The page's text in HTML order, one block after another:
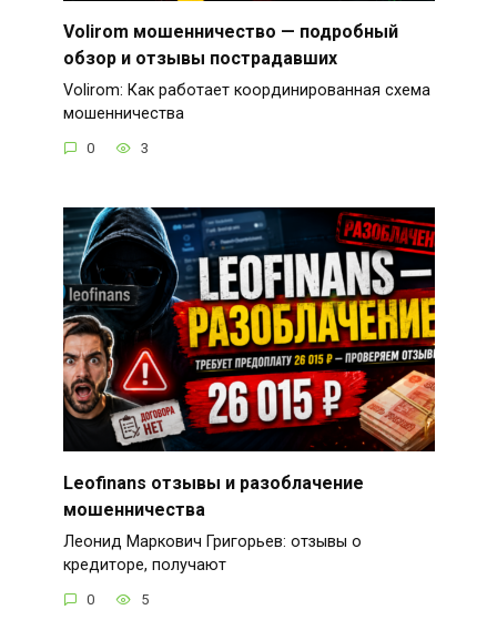
Volirom мошенничество — подробный
обзор и отзывы пострадавших
Volirom: Как работает координированная схема
мошенничества
0 3
Leofinans отзывы и разоблачение
мошенничества
Леонид Маркович Григорьев: отзывы о
кредиторе, получают
0 5